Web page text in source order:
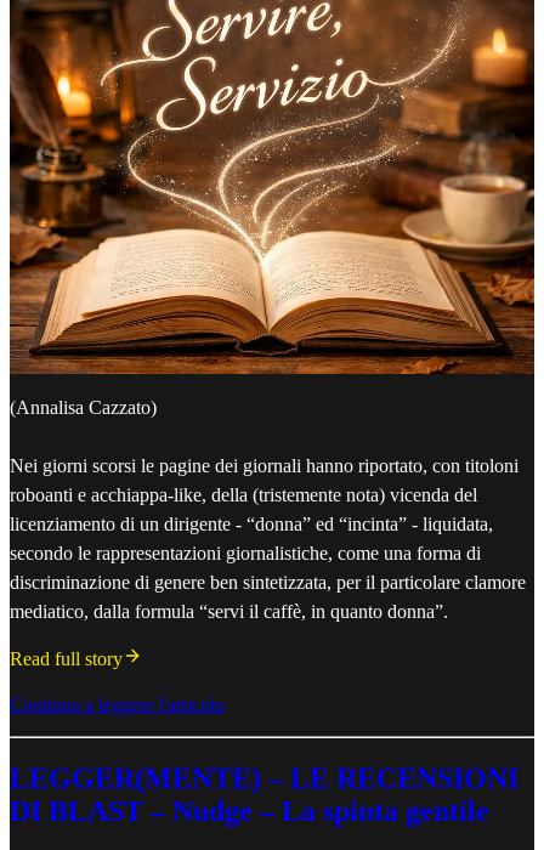
(Annalisa Cazzato)
Nei giorni scorsi le pagine dei giornali hanno riportato, con titoloni
roboanti e acchiappa-like, della (tristemente nota) vicenda del
licenziamento di un dirigente - “donna” ed “incinta” - liquidata,
secondo le rappresentazioni giornalistiche, come una forma di
discriminazione di genere ben sintetizzata, per il particolare clamore
mediatico, dalla formula “servi il caffè, in quanto donna”.
Read full story
Continua a leggere l'articolo
LEGGER(MENTE) – LE RECENSIONI
DI BLAST – Nudge – La spinta gentile